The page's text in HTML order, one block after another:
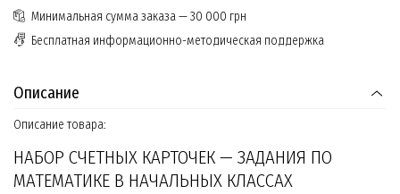
Минимальная сумма заказа — 30 000 грн
Бесплатная информационно-методическая поддержка
Описание
Описание товара:
НАБОР СЧЕТНЫХ КАРТОЧЕК — ЗАДАНИЯ ПО
МАТЕМАТИКЕ В НАЧАЛЬНЫХ КЛАССАХ